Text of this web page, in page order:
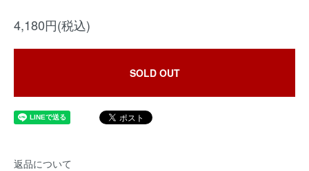
4,180円(税込)
SOLD OUT
返品について